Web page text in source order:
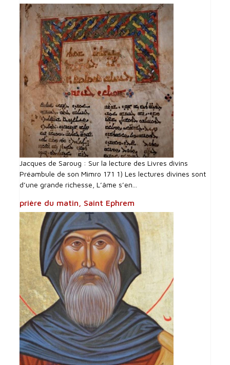
Jacques de Saroug : Sur la lecture des Livres divins
Préambule de son Mimro 171 1) Les lectures divines sont
d’une grande richesse, L’âme s’en...
prière du matin, Saint Ephrem